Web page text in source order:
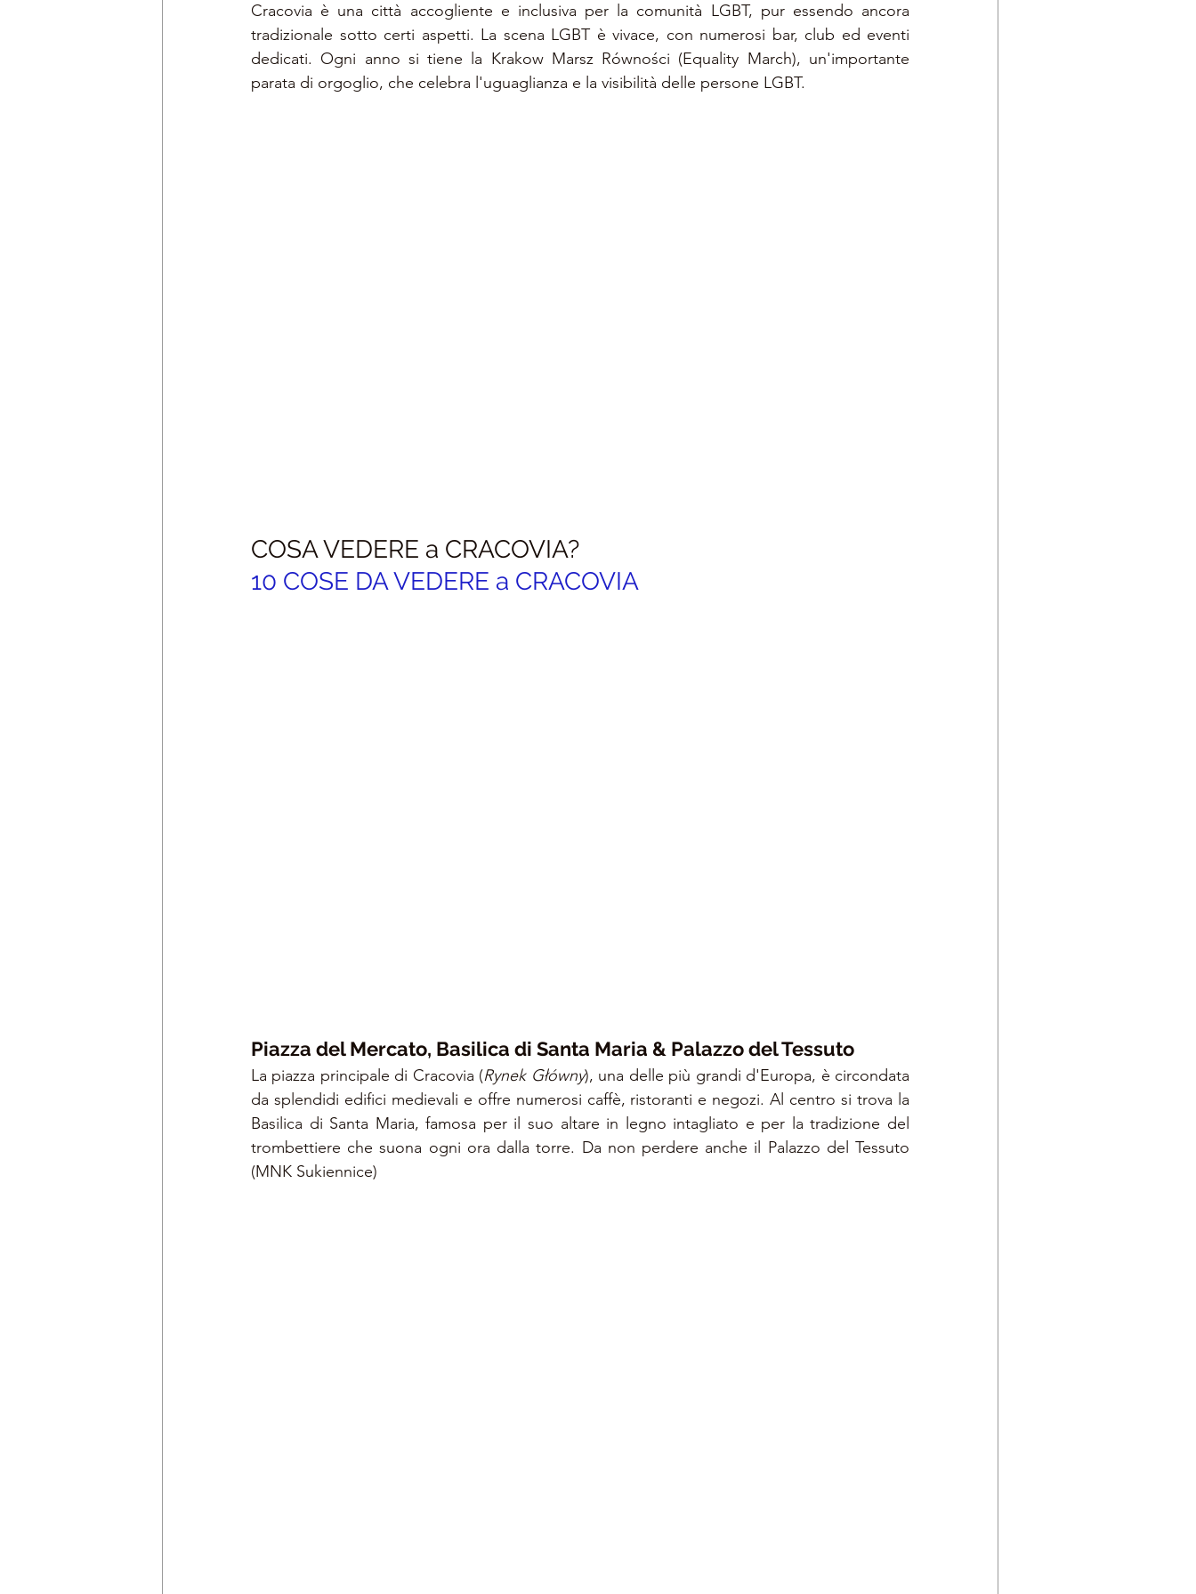
Cracovia è una città accogliente e inclusiva per la comunità LGBT, pur essendo ancora
tradizionale sotto certi aspetti. La scena LGBT è vivace, con numerosi bar, club ed eventi
dedicati. Ogni anno si tiene la Krakow Marsz Równości (Equality March), un'importante
parata di orgoglio, che celebra l'uguaglianza e la visibilità delle persone LGBT.
COSA VEDERE a CRACOVIA?
10 COSE DA VEDERE a CRACOVIA
Piazza del Mercato, Basilica di Santa Maria & Palazzo del Tessuto
La piazza principale di Cracovia (Rynek Główny), una delle più grandi d'Europa, è circondata
da splendidi edifici medievali e offre numerosi caffè, ristoranti e negozi. Al centro si trova la
Basilica di Santa Maria, famosa per il suo altare in legno intagliato e per la tradizione del
trombettiere che suona ogni ora dalla torre. Da non perdere anche il Palazzo del Tessuto
(MNK Sukiennice)